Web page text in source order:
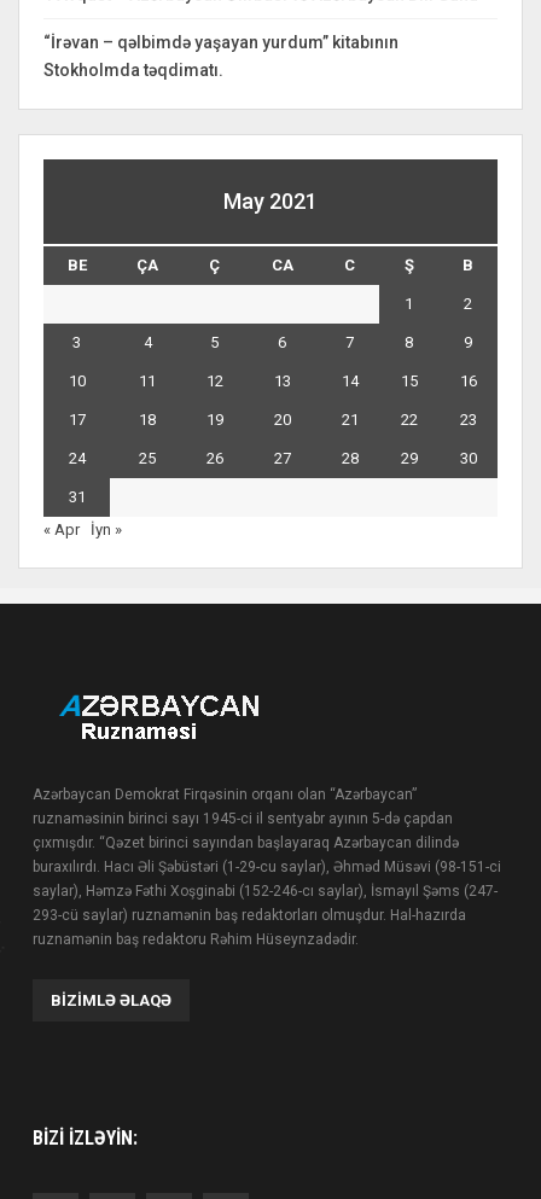
“İrəvan – qəlbimdə yaşayan yurdum” kitabının
Stokholmda təqdimatı.
May 2021
BE ÇA Ç CA C Ş B
1 2
3 4 5 6 7 8 9
10 11 12 13 14 15 16
17 18 19 20 21 22 23
24 25 26 27 28 29 30
31
« Apr
İyn »
Azərbaycan Demokrat Firqəsinin orqanı olan “Azərbaycan”
ruznaməsinin birinci sayı 1945-ci il sentyabr ayının 5-də çapdan
çıxmışdır. “Qəzet birinci sayından başlayaraq Azərbaycan dilində
buraxılırdı. Hacı Əli Şəbüstəri (1-29-cu saylar), Əhməd Müsəvi (98-151-ci
saylar), Həmzə Fəthi Xoşginabi (152-246-cı saylar), İsmayıl Şəms (247-
293-cü saylar) ruznamənin baş redaktorları olmuşdur. Hal-hazırda
ruznamənin baş redaktoru Rəhim Hüseynzadədir.
BIZIMLƏ ƏLAQƏ
BIZI IZLƏYIN: